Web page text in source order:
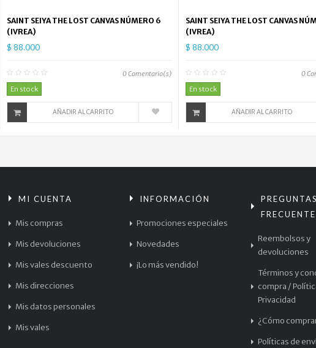
SAINT SEIYA THE LOST CANVAS NÚMERO 6
(IVREA)
$ 88.000
0Comentario(s)
En stock
AÑADIR AL CARRITO
SAINT SEIYA THE LOST CANVAS
(IVREA)
$ 88.000
0
En stock
AÑADIR AL CARRITO
MI CUENTA
Mis compras
Mis devoluciones
Mis vales descuento
Mis direcciones
Mis datos personales
Mis vales
INFORMACIÓN
Promociones especiales
Novedades
¡Lo más vendido!
PREGUNTAS
Reembolsos y
devoluciones
Términos y
compra /
Privacidad
¿Cómo
Políticas de